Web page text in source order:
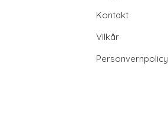
Kontakt
Vilkår
Personvernpolicy